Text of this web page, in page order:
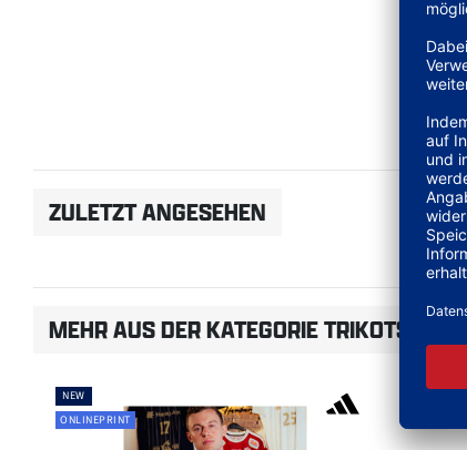
ZULETZT ANGESEHEN
MEHR AUS DER KATEGORIE TRIKOTS
NEW
ONLINEPRINT